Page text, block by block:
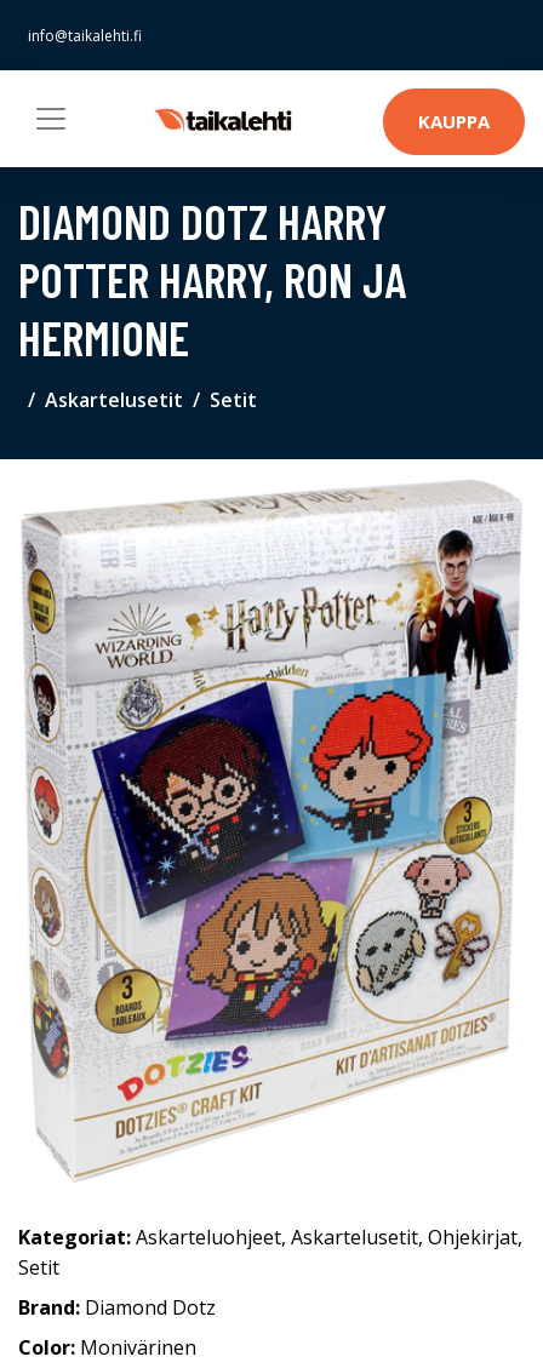
info@taikalehti.fi
KAUPPA
DIAMOND DOTZ HARRY
POTTER HARRY, RON JA
HERMIONE
Askartelusetit Setit
Kategoriat:Askarteluohjeet, Askartelusetit, Ohjekirjat,
Setit
Brand: Diamond Dotz
Color: Monivärinen